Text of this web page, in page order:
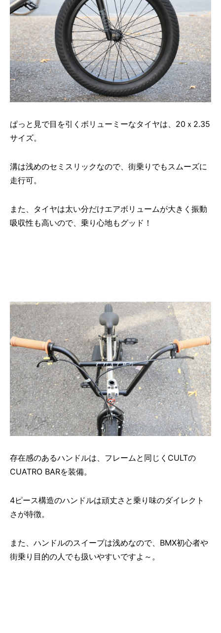
ぱっと見で目を引くボリューミーなタイヤは、20ｘ2.35
サイズ。
溝は浅めのセミスリックなので、街乗りでもスムーズに
走行可。
また、タイヤは太い分だけエアボリュームが大きく振動
吸収性も高いので、乗り心地もグッド！
存在感のあるハンドルは、フレームと同じくCULTの
CUATRO BARを装備。
4ピース構造のハンドルは頑丈さと乗り味のダイレクト
さが特徴。
また、ハンドルのスイープは浅めなので、BMX初心者や
街乗り目的の人でも扱いやすいですよ～。